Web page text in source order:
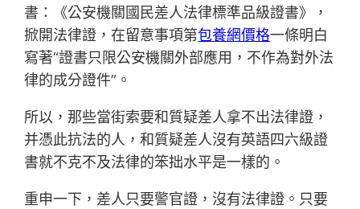
書：《公安機關國民差人法律標準品級證書》，
掀開法律證，在留意事項第包養網價格一條明白
寫著“證書只限公安機關外部應用，不作為對外法
律的成分證件”。
所以，那些當街索要和質疑差人拿不出法律證，
并憑此抗法的人，和質疑差人沒有英語四六級證
書就不克不及法律的笨拙水平是一樣的。
重申一下，差人只要警官證，沒有法律證。只要